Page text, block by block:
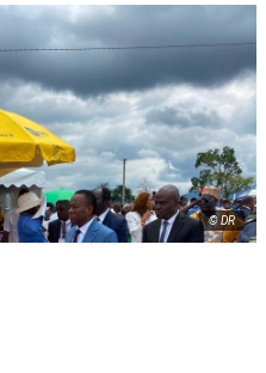
© DR